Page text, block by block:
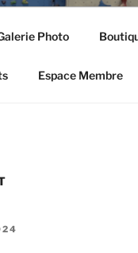
Photo
Espace Membre